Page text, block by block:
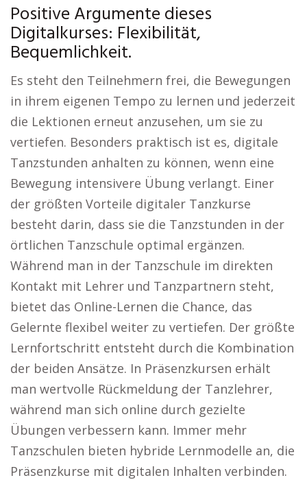
Positive Argumente dieses
Digitalkurses: Flexibilität,
Bequemlichkeit.
Es steht den Teilnehmern frei, die Bewegungen
in ihrem eigenen Tempo zu lernen und jederzeit
die Lektionen erneut anzusehen, um sie zu
vertiefen. Besonders praktisch ist es, digitale
Tanzstunden anhalten zu können, wenn eine
Bewegung intensivere Übung verlangt. Einer
der größten Vorteile digitaler Tanzkurse
besteht darin, dass sie die Tanzstunden in der
örtlichen Tanzschule optimal ergänzen.
Während man in der Tanzschule im direkten
Kontakt mit Lehrer und Tanzpartnern steht,
bietet das Online-Lernen die Chance, das
Gelernte flexibel weiter zu vertiefen. Der größte
Lernfortschritt entsteht durch die Kombination
der beiden Ansätze. In Präsenzkursen erhält
man wertvolle Rückmeldung der Tanzlehrer,
während man sich online durch gezielte
Übungen verbessern kann. Immer mehr
Tanzschulen bieten hybride Lernmodelle an, die
Präsenzkurse mit digitalen Inhalten verbinden.